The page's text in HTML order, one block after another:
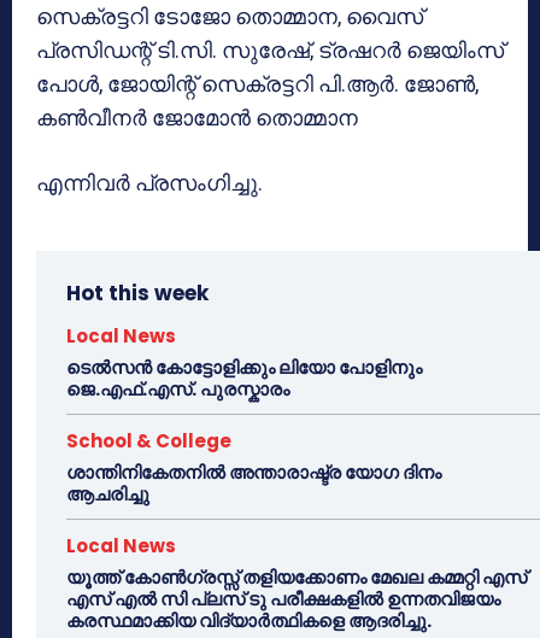
സെക്രട്ടറി ടോജോ തൊമ്മാന, വൈസ്
പ്രസിഡന്റ് ടി.സി. സുരേഷ്, ട്രഷറർ ജെയിംസ്
പോൾ, ജോയിന്റ് സെക്രട്ടറി പി.ആർ. ജോൺ,
കൺവീനർ ജോമോൻ തൊമ്മാന
എന്നിവർ പ്രസംഗിച്ചു.
Hot this week
Local News
ടെൽസൻ കോട്ടോളിക്കും ലിയോ പോളിനും
ജെ.എഫ്.എസ്. പുരസ്കാരം
School & College
ശാന്തിനികേതനിൽ അന്താരാഷ്ട്ര യോഗ ദിനം
ആചരിച്ചു
Local News
യൂത്ത് കോൺഗ്രസ്സ് തളിയക്കോണം മേഖല കമ്മറ്റി എസ്
എസ് എൽ സി പ്ലസ് ടു പരീക്ഷകളിൽ ഉന്നതവിജയം
കരസ്ഥമാക്കിയ വിദ്യാർത്ഥികളെ ആദരിച്ചു.